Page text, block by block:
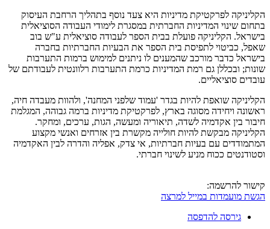
הקליניקה לפרקטיקת מדיניות היא צעד נוסף בתהליך הרחבת העיסוק
בתחום שינוי המדיניות החברתית במסגרת לימודי העבודה הסוציאלית
בישראל. הקליניקה פועלת בבית הספר לעבודה סוציאלית ע"ש בוב
שאפל, כביטוי לתפיסת בית הספר את הבעיות החברתיות בחברה
בישראל כדבר מורכב שהמענים לו ניתנים למימוש ברמות התערבות
שונות; ובכללן גם רמת המדיניות כרמת התערבות רלוונטית לעבודתם של
עובדים סוציאליים.
הקליניקה שואפת להיות בגדר 'עמוד שלפני המחנה', ולהוות מעבדה חיה,
ראשונה ויחידה מסוגה בארץ, לפרקטיקת מדיניות ברמה גבוהה, המגלמת
חיבור בין אקדמיה לשדה, תיאוריה ומעשה, הגות, ערכים, ומחקר.
הקליניקה מבקשת להיות חולייה מקשרת בין אזרחים ואנשי מקצוע
המתמודדים עם בעיות חברתיות, אי צדק, אפליה והדרה לבין האקדמיה
וסטודנטים ככוח מניע לשינוי חברתי.
קישור להרשמה:
הגשת מועמדות במייל למרצה
גירסה להדפסה